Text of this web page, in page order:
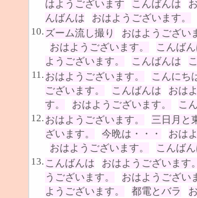
はようございます
こんばんは
んばんは
おはようございます。
10. ズーム流し撮り おはようござい
おはようございます。
こんば
ようございます。
こんばんは
11. おはようございます。 こんにち
ございます。
こんばんは おは
す。
おはようございます。 こ
12. おはようございます。 三日月と
ざいます。
今晩は・・・ おは
おはようございます。
こんば
13. こんばんは おはようございます。
うございます。
おはようござい
ようございます。
都電とバラ